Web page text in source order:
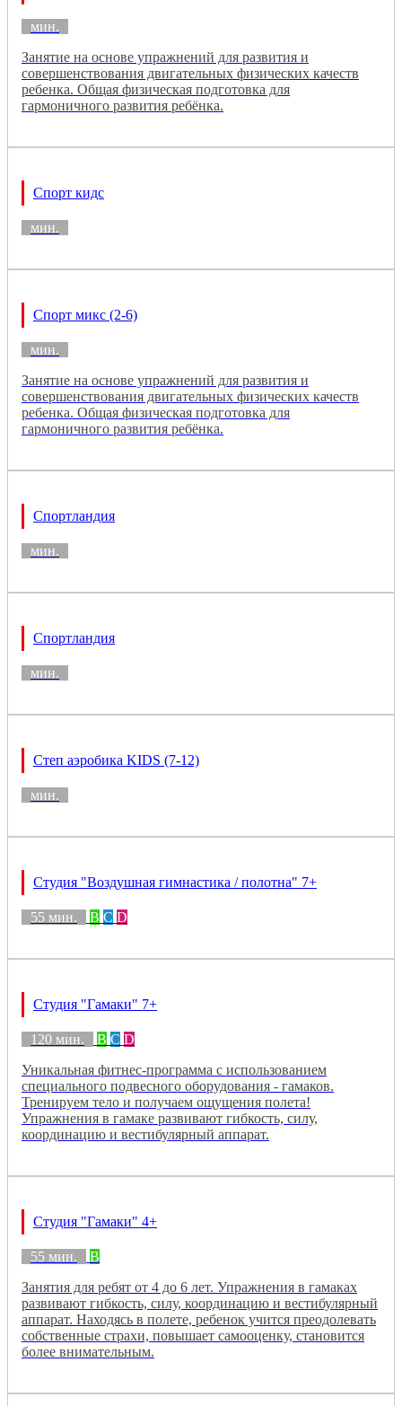
мин.
Занятие на основе упражнений для развития и
совершенствования двигательных физических качеств
ребенка. Общая физическая подготовка для
гармоничного развития ребёнка.
Спорт кидс
мин.
Спорт микс (2-6)
мин.
Занятие на основе упражнений для развития и
совершенствования двигательных физических качеств
ребенка. Общая физическая подготовка для
гармоничного развития ребёнка.
Спортландия
мин.
Спортландия
мин.
Степ аэробика KIDS (7-12)
мин.
Студия "Воздушная гимнастика / полотна" 7+
55 мин. B C D
Студия "Гамаки" 7+
120 мин. B C D
Уникальная фитнес-программа с использованием
специального подвесного оборудования - гамаков.
Тренируем тело и получаем ощущения полета!
Упражнения в гамаке развивают гибкость, силу,
координацию и вестибулярный аппарат.
Студия "Гамаки" 4+
55 мин.
B
Занятия для ребят от 4 до 6 лет. Упражнения в гамаках
развивают гибкость, силу, координацию и вестибулярный
аппарат. Находясь в полете, ребенок учится преодолевать
собственные страхи, повышает самооценку, становится
более внимательным.